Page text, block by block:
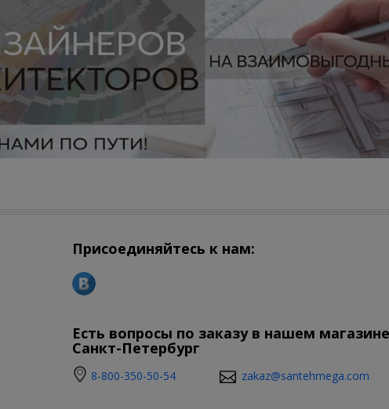
Присоединяйтесь к нам:
Есть вопросы по заказу в нашем
Санкт-Петербург
8-800-350-50-54 zakaz@santehmega.com